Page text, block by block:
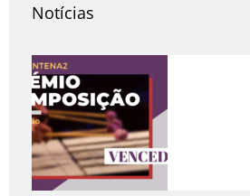
Notícias